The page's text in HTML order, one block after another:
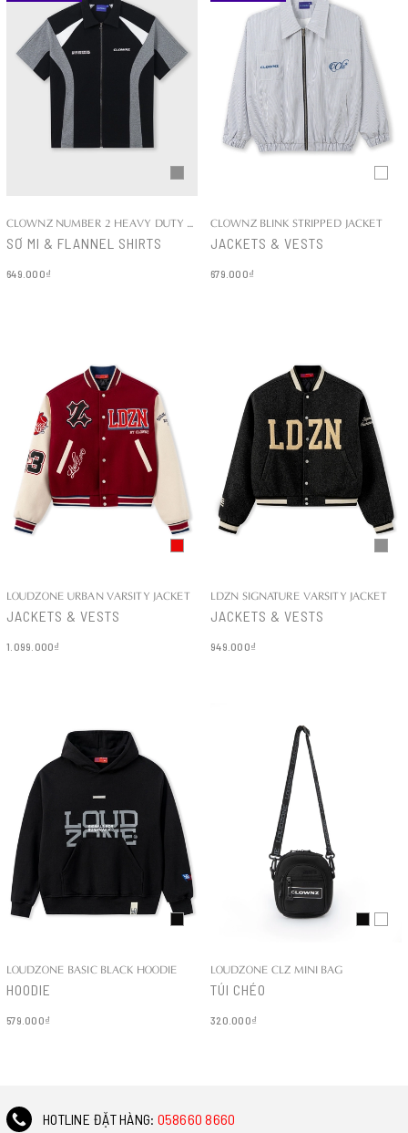
SƠ MI & FLANNEL SHIRTS
649.000₫
CLOWNZ BLINK STRIPPED JACKET
JACKETS & VESTS
679.000₫
LOUDZONE URBAN VARSITY JACKET
JACKETS & VESTS
1.099.000₫
LDZN SIGNATURE VARSITY JACKET
JACKETS & VESTS
949.000₫
LOUDZONE BASIC BLACK HOODIE
HOODIE
579.000₫
LOUDZONE CLZ MINI BAG
TÚI CHÉO
320.000₫
HOTLINE ĐẶT HÀNG: 058660 8660